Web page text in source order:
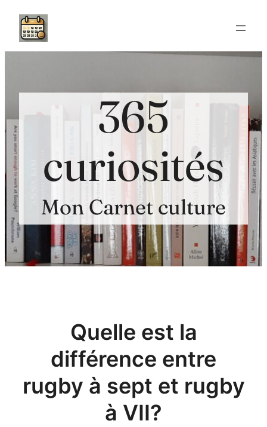
Aller
contenu
365
curiosités
Mon Carnet culture
Quelle est la
différence entre
rugby à sept et rugby
à VII?